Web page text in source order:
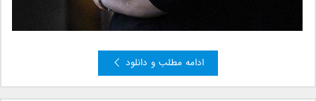
ادامه مطلب و دانلود